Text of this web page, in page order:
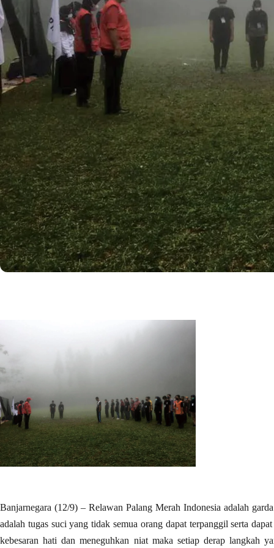
Banjarnegara (12/9) – Relawan Palang Merah Indonesia adalah
adalah tugas suci yang tidak semua orang dapat terpanggil serta
kebesaran hati dan meneguhkan niat maka setiap derap langkah